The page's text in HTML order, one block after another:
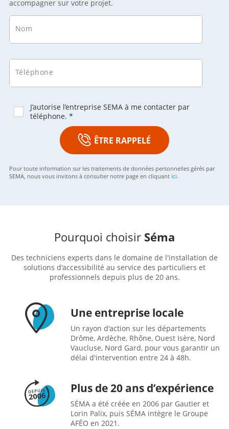
accompagner sur votre projet.
Nom
Téléphone
J’autorise l’entreprise SEMA à me contacter par
téléphone. *
ÊTRE RAPPELÉ
Pour toute information sur les traitements de données personnelles gérés par
SEMA, nous vous invitons à consulter notre page en cliquant ici.
Pourquoi choisir Séma
Des techniciens experts dans le domaine de l'installation de
solutions d'accessibilité au service des particuliers et
professionnels depuis plus de 20 ans.
Une entreprise locale
Un rayon d'action sur les départements
Drôme, Ardèche, Rhône, Ouest Isère, Nord
Vaucluse, Nord Gard, pour vous garantir un
délai d'intervention entre 24 à 48h.
Plus de 20 ans d’expérience
SÉMA a été créée en 2006 par Gautier et
Lorin Palix, puis SÉMA intègre le Groupe
AFÉO en 2021.